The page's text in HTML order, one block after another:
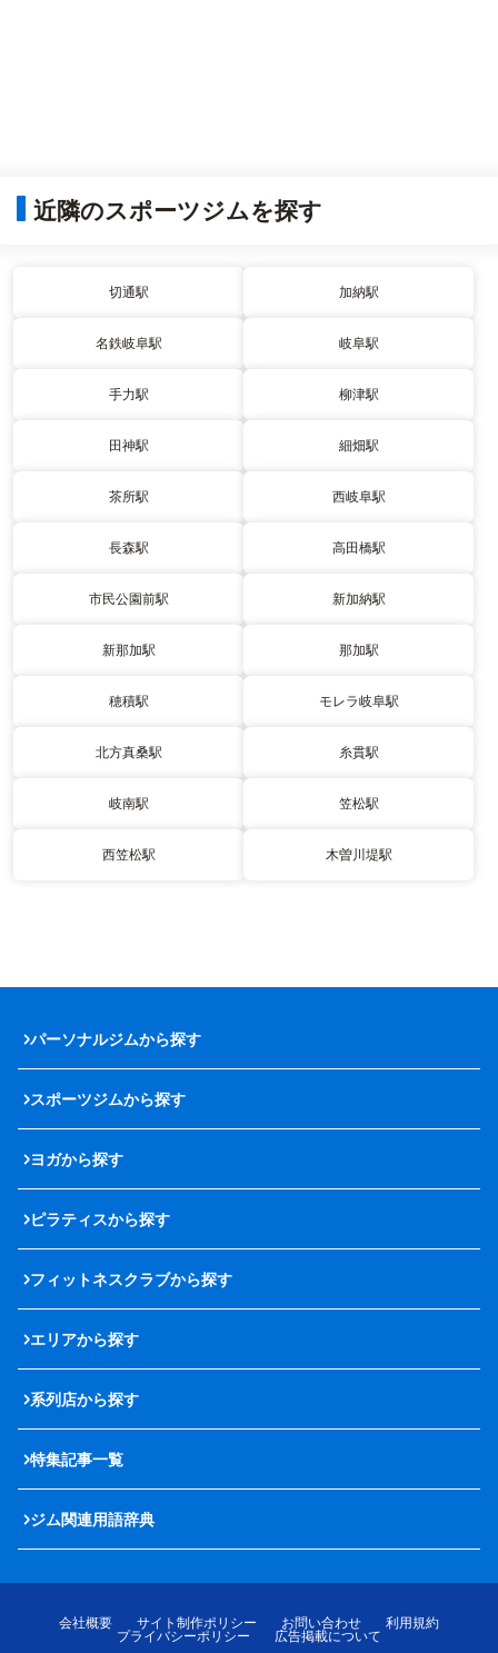
近隣のスポーツジムを探す
切通駅 加納駅
名鉄岐阜駅 岐阜駅
手力駅 柳津駅
田神駅 細畑駅
茶所駅 西岐阜駅
長森駅 高田橋駅
市民公園前駅 新加納駅
新那加駅 那加駅
穂積駅 モレラ岐阜駅
北方真桑駅 糸貫駅
岐南駅 笠松駅
西笠松駅 木曽川堤駅
パーソナルジムから探す
スポーツジムから探す
ヨガから探す
ピラティスから探す
フィットネスクラブから探す
エリアから探す
系列店から探す
特集記事一覧
ジム関連用語辞典
会社概要 サイト制作ポリシー お問い合わせ
利用規約
プライバシーポリシー
広告掲載について